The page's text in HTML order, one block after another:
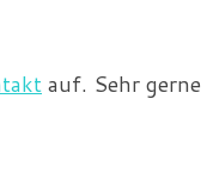
auf. Sehr